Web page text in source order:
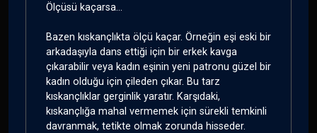
Ölçüsü kaçarsa...
Bazen kıskançlıkta ölçü kaçar. Örneğin eşi eski bir
arkadaşıyla dans ettiği için bir erkek kavga
çıkarabilir veya kadın eşinin yeni patronu güzel bir
kadın olduğu için çileden çıkar. Bu tarz
kıskançlıklar gerginlik yaratır. Karşıdaki,
kıskançlığa mahal vermemek için sürekli temkinli
davranmak, tetikte olmak zorunda hisseder.